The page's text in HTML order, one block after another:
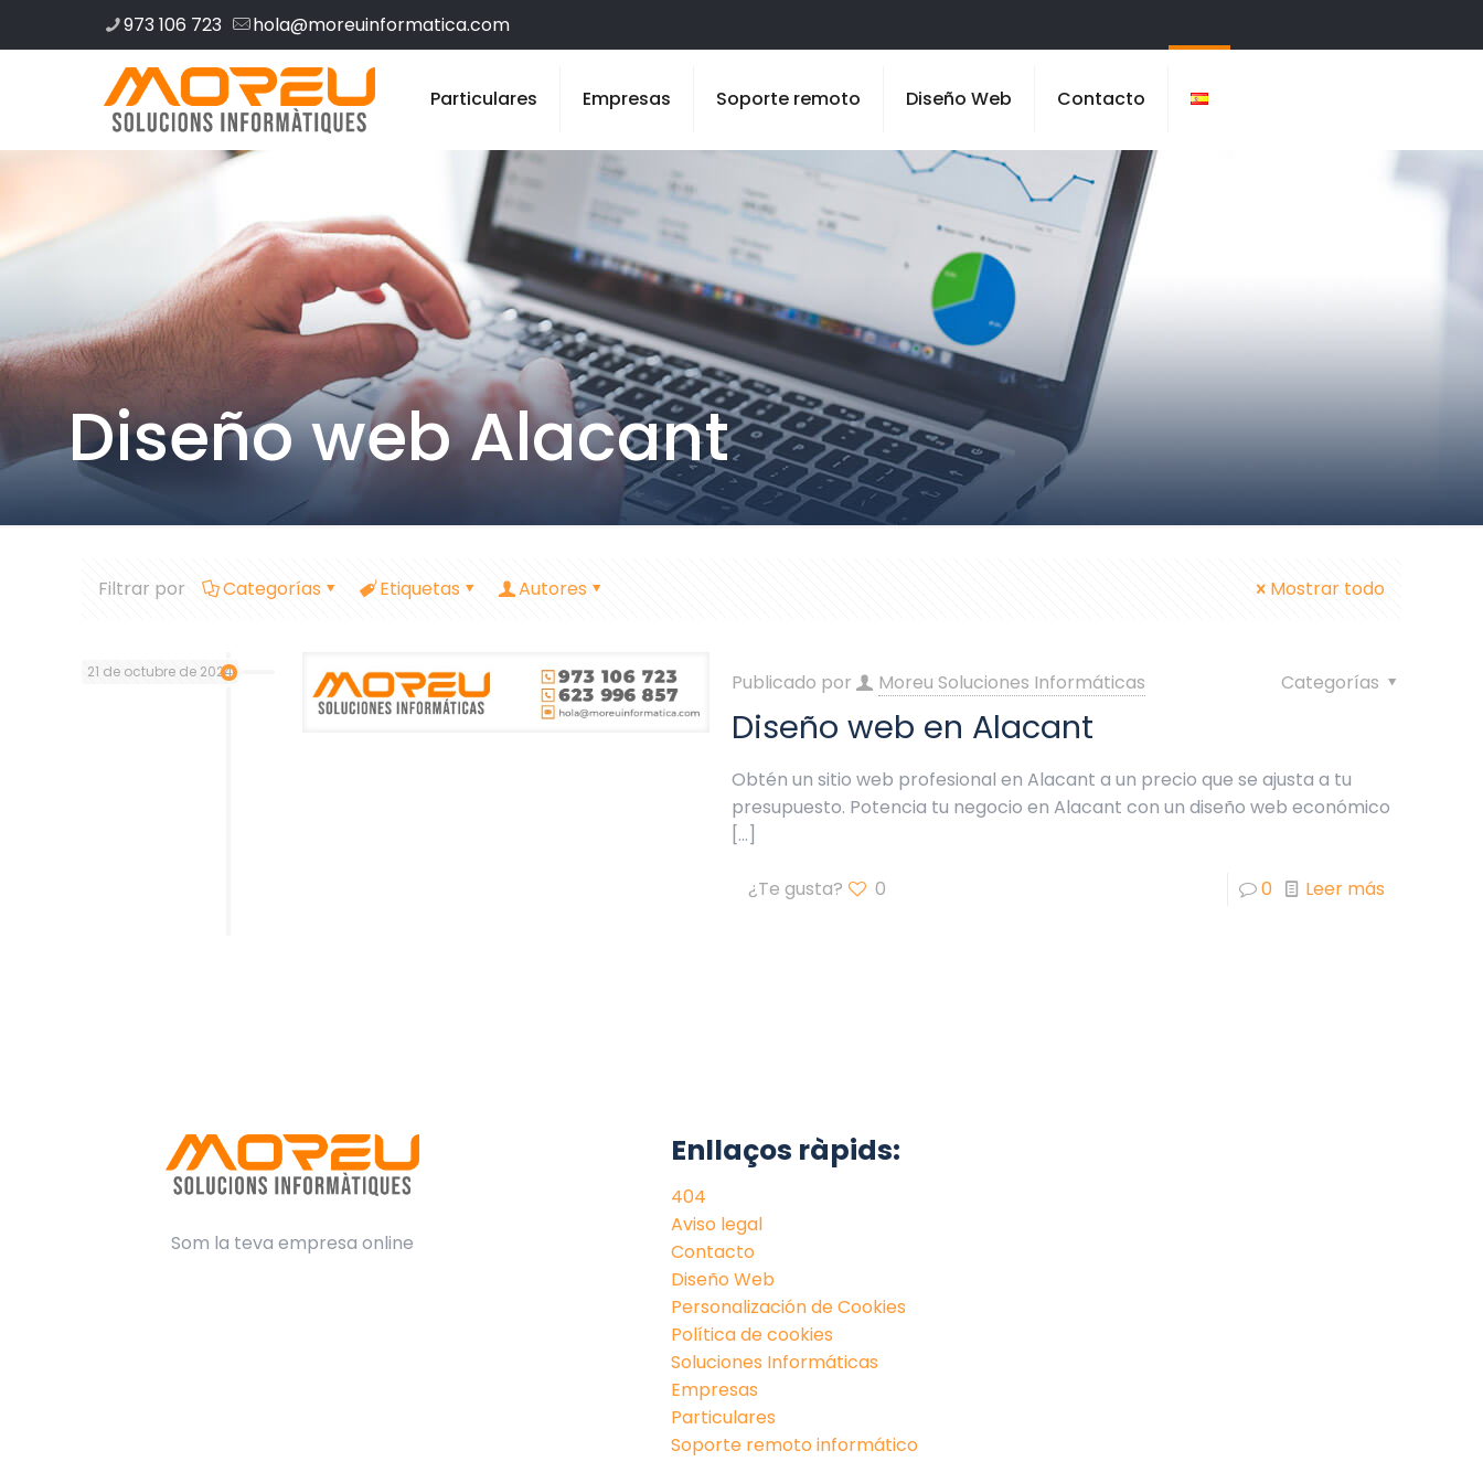
973 106 723 hola@moreuinformatica.com
Particulares Empresas Soporte remoto Diseño Web Contacto
Diseño web Alacant
Filtrar por Categorías Etiquetas Autores Mostrar todo
21 de octubre de 2024 Publicado por Moreu Soluciones Informáticas Categorías
Diseño web en Alacant
Obtén un sitio web profesional en Alacant a un precio que se ajusta a tu
presupuesto. Potencia tu negocio en Alacant con un diseño web económico
[…]
¿Te gusta? 0 0 Leer más
Som la teva empresa online
Enllaços ràpids:
404
Aviso legal
Contacto
Diseño Web
Personalización de Cookies
Política de cookies
Soluciones Informáticas
Empresas
Particulares
Soporte remoto informático